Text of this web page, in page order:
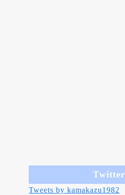
Twitter
Tweets by kamakazu1982